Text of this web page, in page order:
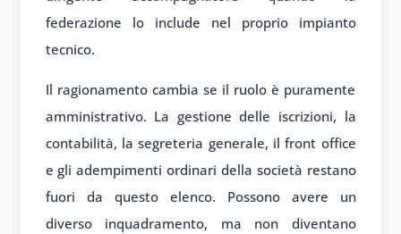
federazione lo include nel proprio impianto
tecnico.
Il ragionamento cambia se il ruolo è puramente
amministrativo. La gestione delle iscrizioni, la
contabilità, la segreteria generale, il front office
e gli adempimenti ordinari della società restano
fuori da questo elenco. Possono avere un
diverso inquadramento, ma non diventano